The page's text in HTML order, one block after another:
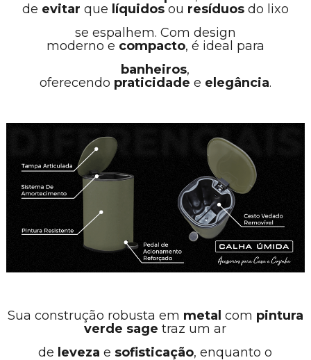
de evitar que líquidosou resíduosdo lixo
se espalhem. Com design
moderno e compacto, é ideal para
banheiros,
oferecendo praticidade e elegância.
Sua construção robusta em metal com pintura
verde sage traz um ar
de leveza e sofisticação, enquanto o